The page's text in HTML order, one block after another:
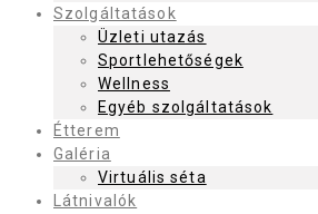
Szolgáltatások
Üzleti utazás
Sportlehetőségek
Wellness
Egyéb szolgáltatások
Étterem
Galéria
Virtuális séta
Látnivalók